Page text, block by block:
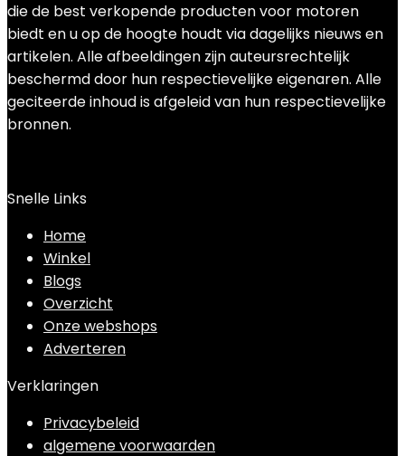
die de best verkopende producten voor motoren
biedt en u op de hoogte houdt via dagelijks nieuws en
artikelen. Alle afbeeldingen zijn auteursrechtelijk
beschermd door hun respectievelijke eigenaren. Alle
geciteerde inhoud is afgeleid van hun respectievelijke
bronnen.
Snelle Links
Home
Winkel
Blogs
Overzicht
Onze webshops
Adverteren
Verklaringen
Privacybeleid
algemene voorwaarden